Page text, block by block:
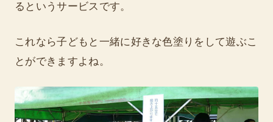
るというサービスです。
これなら子どもと一緒に好きな色塗りをして遊ぶこ
とができますよね。